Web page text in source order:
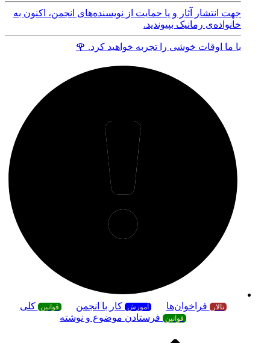
جهت انتشار آثار و یا حمایت از نویسنده‌های انجمن، اکنون به
خانواده‌ی رمانیک بپیوندید.
با ما اوقات خوشی را تجربه خواهید کرد. 🌹
تالار فراخوان‌ها آموزش کار با انجمن قوانین کلی
قوانین فرستادن موضوع و نوشته